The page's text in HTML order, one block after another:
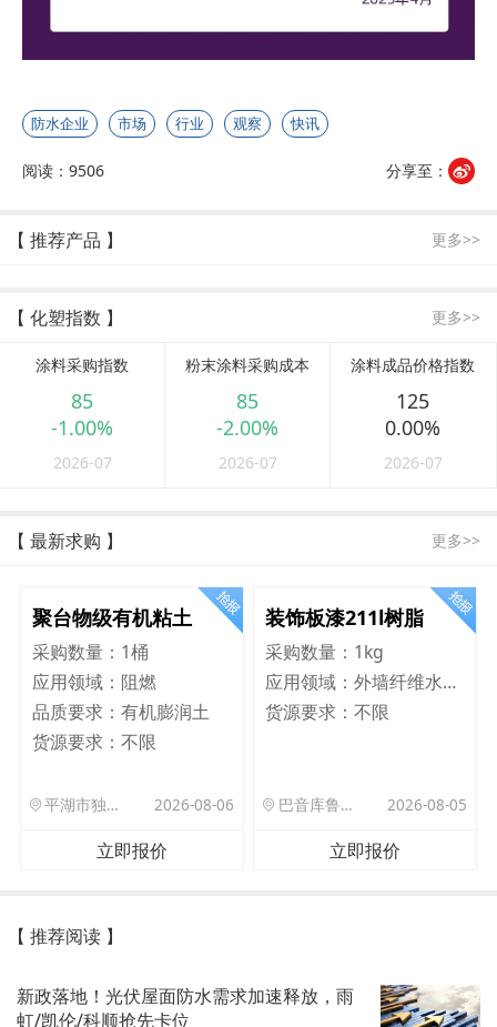
防水企业 市场 行业 观察 快讯
阅读：9506 分享至：
【 推荐产品 】 更多>>
【 化塑指数 】 更多>>
涂料采购指数
85
-1.00%
2026-07
粉末涂料采购成本
85
-2.00%
2026-07
涂料成品价格指数
125
0.00%
2026-07
【 最新求购 】 更多>>
聚台物级有机粘土
采购数量： 1桶
应用领域： 阻燃
品质要求： 有机膨润土
货源要求： 不限
平湖市独山港镇集港路 589 号 2026-08-06
立即报价
装饰板漆211l树脂
采购数量： 1kg
应用领域：
外墙纤维水泥板
货源要求：不限
巴音库鲁提镇,托帕口岸六号库房 2026-08-05
立即报价
【 推荐阅读 】
新政落地！光伏屋面防水需求加速释放，雨
虹/凯伦/科顺抢先卡位